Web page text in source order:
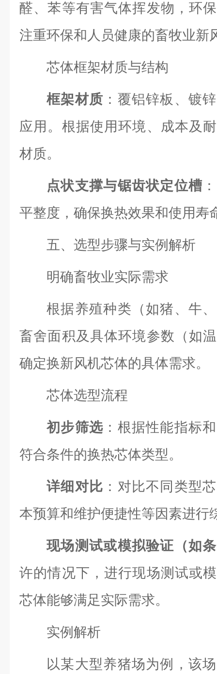
醛、苯等有害气体挥发物，环
注重环保和人员健康的畜牧业新
芯体框架材质与结构
框架材质 ：覆铝锌板、镀
应用。根据使用环境、成本及
材质。
点状支撑与锯齿状定位槽
平整度，确保换热效果和使用寿
五、选型步骤与实例解析
明确畜牧业实际需求
根据养殖种类（如猪、牛
畜舍面积及具体环境参数（如
确定换新风机芯体的具体需求。
芯体选型流程
初步筛选 ：根据性能指标
符合条件的换热芯体类型。
详细对比 ：对比不同类型
本预算和维护便捷性等因素进行
现场测试或模拟验证（如
许的情况下，进行现场测试或
芯体能够满足实际需求。
实例解析
以某大型养猪场为例，该